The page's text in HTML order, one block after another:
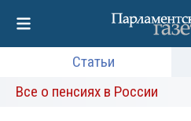
Статьи
Все о пенсиях в России